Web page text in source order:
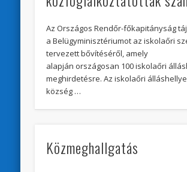
Az Országos Rendőr-főkapitányság
a Belügyminisztériumot az iskolaőri
tervezett bővítéséről, amely
alapján országosan 100 iskolaőri
meghirdetésre. Az iskolaőri
község …
Közmeghallgatás